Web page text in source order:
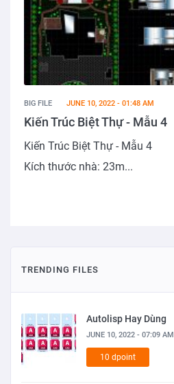
BIG FILE JUNE 10, 2022 - 01:48 AM
Kiến Trúc Biệt Thự - Mẫu 4
Kiến Trúc Biệt Thự - Mẫu 4
Kích thước nhà: 23m...
TRENDING FILES
Autolisp Hay Dùng
JUNE 10, 2022 - 07:09 AM
10 dpoint